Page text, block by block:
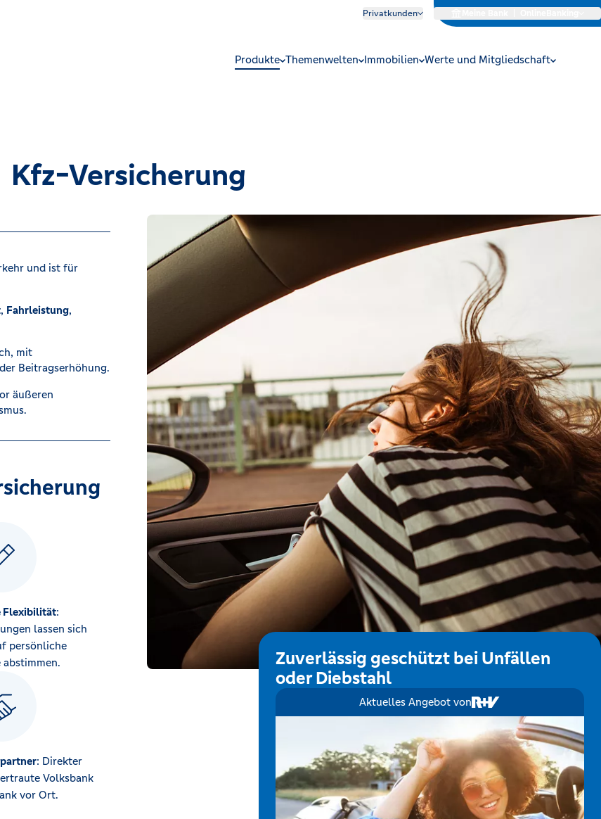
Privatkunden
Produkte Themenwelten Immobilien Werte und Mitgliedschaft
Kfz-Versicherung
und ist für
, Fahrleistung,
mit
Beitragserhöhung.
äußeren
Zuverlässig geschützt bei Unfällen
oder Diebstahl
Aktuelles Angebot von
Flexibilität:
lassen sich
persönliche
abstimmen.
: Direkter
Volksbank
vor Ort.